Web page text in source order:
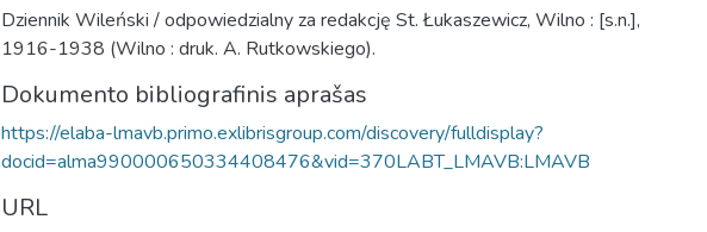
Dziennik Wileński / odpowiedzialny za redakcję St. Łukaszewicz, Wilno : [s.n.],
1916-1938 (Wilno : druk. A. Rutkowskiego).
Dokumento bibliografinis aprašas
https://elaba-lmavb.primo.exlibrisgroup.com/discovery/fulldisplay?
docid=alma990000650334408476&vid=370LABT_LMAVB:LMAVB
URL